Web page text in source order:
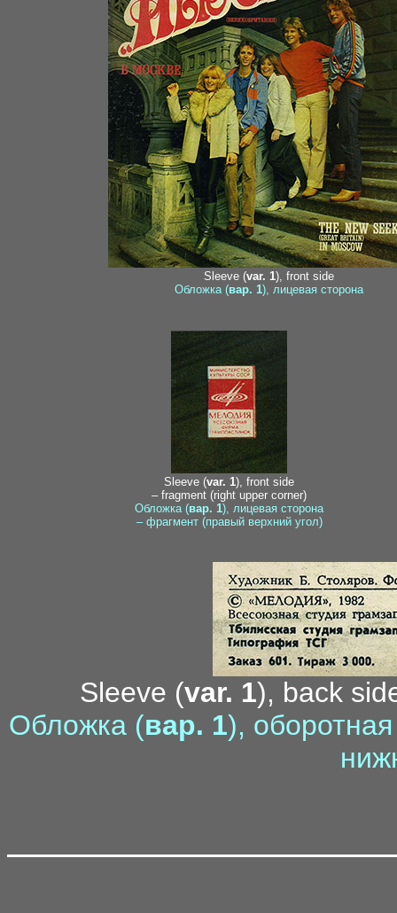
Sleeve (var. 1), front side
Обложка (вар. 1), лицевая сторона
Sleeve (var. 1), front side
– fragment (right upper corner)
Обложка (вар. 1), лицевая сторона
– фрагмент (правый верхний угол)
Sleeve (var. 1), back
Обложка (вар. 1),